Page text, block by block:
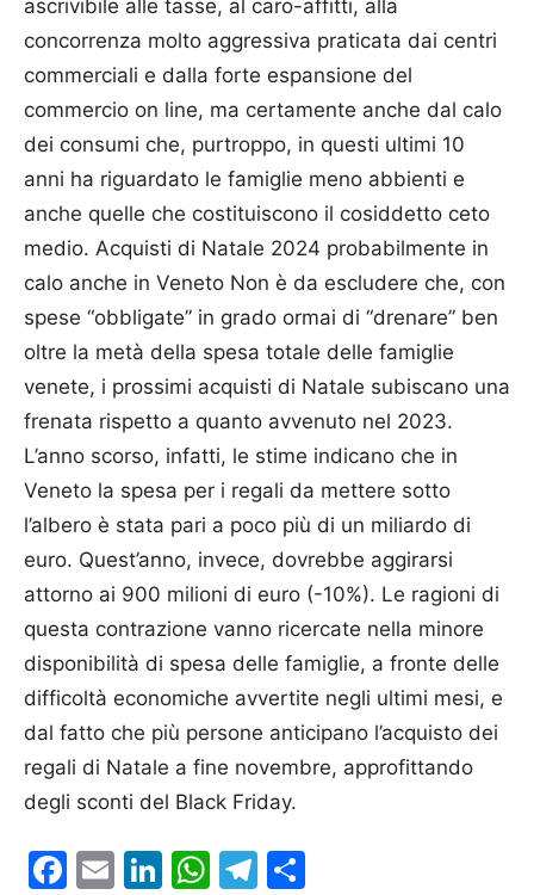
ascrivibile alle tasse, al caro-affitti, alla
concorrenza molto aggressiva praticata dai centri
commerciali e dalla forte espansione del
commercio on line, ma certamente anche dal calo
dei consumi che, purtroppo, in questi ultimi 10
anni ha riguardato le famiglie meno abbienti e
anche quelle che costituiscono il cosiddetto ceto
medio. Acquisti di Natale 2024 probabilmente in
calo anche in Veneto Non è da escludere che, con
spese “obbligate” in grado ormai di “drenare” ben
oltre la metà della spesa totale delle famiglie
venete, i prossimi acquisti di Natale subiscano una
frenata rispetto a quanto avvenuto nel 2023.
L’anno scorso, infatti, le stime indicano che in
Veneto la spesa per i regali da mettere sotto
l’albero è stata pari a poco più di un miliardo di
euro. Quest’anno, invece, dovrebbe aggirarsi
attorno ai 900 milioni di euro (-10%). Le ragioni di
questa contrazione vanno ricercate nella minore
disponibilità di spesa delle famiglie, a fronte delle
difficoltà economiche avvertite negli ultimi mesi, e
dal fatto che più persone anticipano l’acquisto dei
regali di Natale a fine novembre, approfittando
degli sconti del Black Friday.
Facebook
EmailLinkedIn
WhatsApp
Telegram